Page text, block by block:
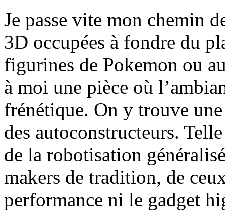
Je passe vite mon chemin
3D occupées à fondre du
figurines de Pokemon ou
à moi une pièce où
frénétique. On y trouve
des autoconstructeurs.
de la robotisation
makers de tradition, de
performance ni le gadget